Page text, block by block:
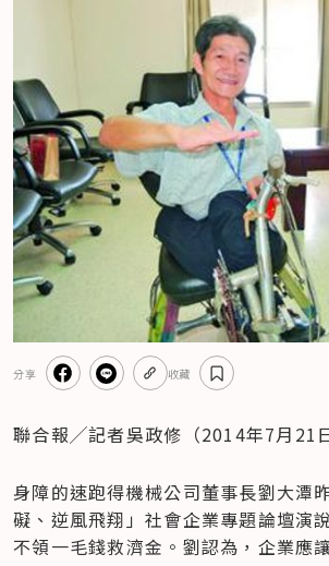
分享 收藏
聯合報╱記者吳政修（2014年7月21日
身障的速跑得機械公司董事長劉大潭
礙、逆風飛翔」社會企業專題論壇演
不領一毛錢救濟金。劉認為，企業應